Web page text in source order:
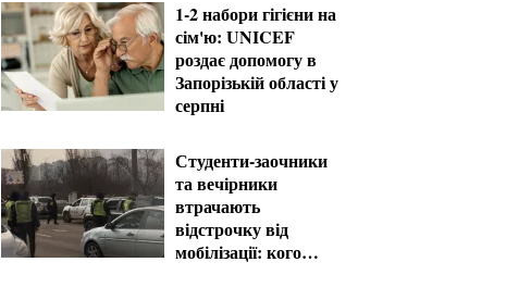
1-2 набори гігієни на
сім'ю: UNICEF
роздає допомогу в
Запорізькій області у
серпні
Студенти-заочники
та вечірники
втрачають
відстрочку від
мобілізації: кого